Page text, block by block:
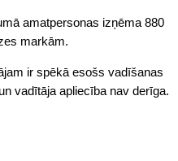
amatpersonas izņēma 880
markām.
ir spēkā esošs vadīšanas
vadītāja apliecība nav derīga.